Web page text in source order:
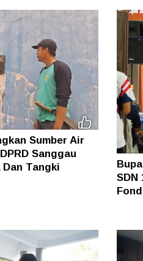
Sumber Air
Sanggau
Tangki
SDN